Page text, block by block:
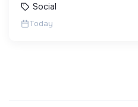
Social
Today